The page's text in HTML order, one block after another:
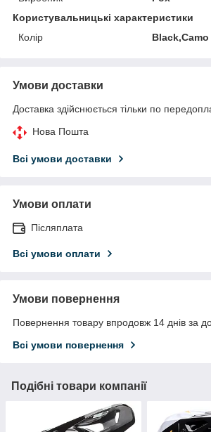
Користувальницькі характеристики
Колір
Black,Camo
Умови доставки
Доставка здійснюється тільки по
Нова Пошта
Всі умови доставки
Умови оплати
Післяплата
Всі умови оплати
Умови повернення
Повернення товару впродовж 14 днів за
Всі умови повернення
Подібні товари компанії